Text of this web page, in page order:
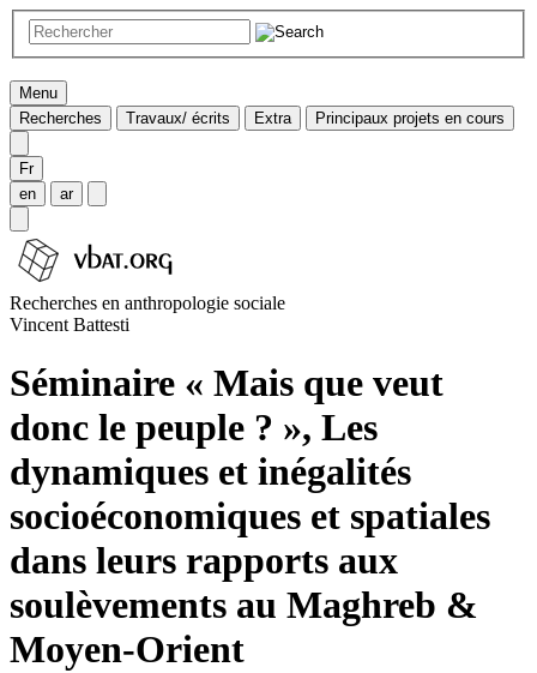
Menu
Recherches
Travaux/ écrits Extra Principaux projets en cours
Fr
en
ar
Recherches en anthropologie sociale
Vincent Battesti
Séminaire « Mais que veut
donc le peuple ? », Les
dynamiques et inégalités
socioéconomiques et spatiales
dans leurs rapports aux
soulèvements au Maghreb &
Moyen-Orient